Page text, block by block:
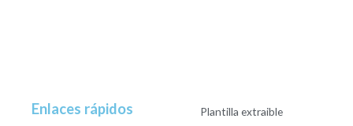
Enlaces rápidos
Plantilla extraible